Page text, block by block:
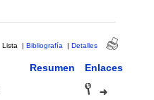
Lista | Bibliografía | Detalles
Resumen Enlaces